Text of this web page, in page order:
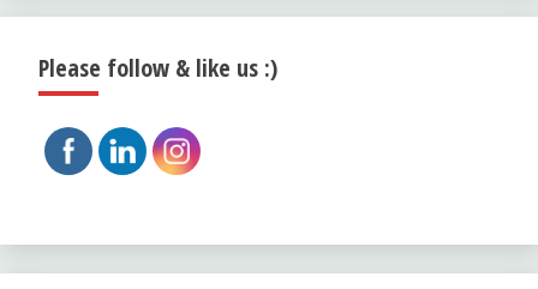
Please follow & like us :)